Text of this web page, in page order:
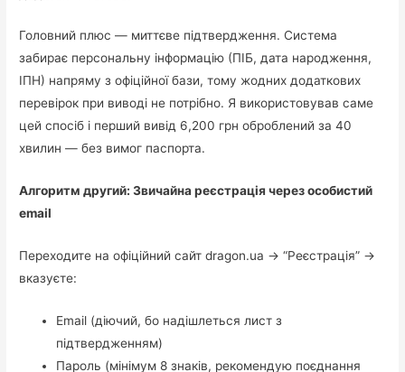
Головний плюс — миттєве підтвердження. Система
забирає персональну інформацію (ПІБ, дата народження,
ІПН) напряму з офіційної бази, тому жодних додаткових
перевірок при виводі не потрібно. Я використовував саме
цей спосіб і перший вивід 6,200 грн оброблений за 40
хвилин — без вимог паспорта.
Алгоритм другий: Звичайна реєстрація через особистий
email
Переходите на офіційний сайт dragon.ua → “Реєстрація” →
вказуєте:
Email (діючий, бо надішлеться лист з
підтвердженням)
Пароль (мінімум 8 знаків, рекомендую поєднання